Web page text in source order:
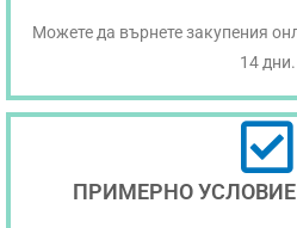
Можете да върнете закупения
14 дни.
ПРИМЕРНО УСЛОВИЕ